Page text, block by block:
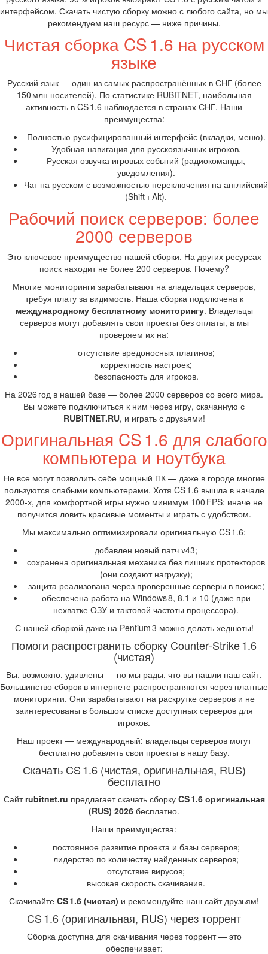
интерфейсом. Скачать чистую сборку можно с любого сайта, но мы
рекомендуем наш ресурс — ниже причины.
Чистая сборка CS 1.6 на русском
языке
Русский язык — один из самых распространённых в СНГ (более
150 млн носителей). По статистике RUBITNET, наибольшая
активность в CS 1.6 наблюдается в странах СНГ. Наши
преимущества:
Полностью русифицированный интерфейс (вкладки, меню).
Удобная навигация для русскоязычных игроков.
Русская озвучка игровых событий (радиокоманды,
уведомления).
Чат на русском с возможностью переключения на английский
(Shift + Alt).
Рабочий поиск серверов: более
2000 серверов
Это ключевое преимущество нашей сборки. На других ресурсах
поиск находит не более 200 серверов. Почему?
Многие мониторинги зарабатывают на владельцах серверов,
требуя плату за видимость. Наша сборка подключена к
международному бесплатному мониторингу. Владельцы
серверов могут добавлять свои проекты без оплаты, а мы
проверяем их на:
отсутствие вредоносных плагинов;
корректность настроек;
безопасность для игроков.
На 2026 год в нашей базе — более 2000 серверов со всего мира.
Вы можете подключиться к ним через игру, скачанную с
RUBITNET.RU, и играть с друзьями!
Оригинальная CS 1.6 для слабого
компьютера и ноутбука
Не все могут позволить себе мощный ПК — даже в городе многие
пользуются слабыми компьютерами. Хотя CS 1.6 вышла в начале
2000‑х, для комфортной игры нужно минимум 100 FPS: иначе не
получится ловить красивые моменты и играть с удобством.
Мы максимально оптимизировали оригинальную CS 1.6:
добавлен новый патч v43;
сохранена оригинальная механика без лишних протекторов
(они создают нагрузку);
защита реализована через проверенные серверы в поиске;
обеспечена работа на Windows 8, 8.1 и 10 (даже при
нехватке ОЗУ и тактовой частоты процессора).
С нашей сборкой даже на Pentium 3 можно делать хедшоты!
Помоги распространить сборку Counter‑Strike 1.6
(чистая)
Вы, возможно, удивлены — но мы рады, что вы нашли наш сайт.
Большинство сборок в интернете распространяются через платные
мониторинги. Они зарабатывают на раскрутке серверов и не
заинтересованы в большом списке доступных серверов для
игроков.
Наш проект — международный: владельцы серверов могут
бесплатно добавлять свои проекты в нашу базу.
Скачать CS 1.6 (чистая, оригинальная, RUS)
бесплатно
Сайтrubitnet.ru предлагает скачать сборку CS 1.6 оригинальная
(RUS) 2026 бесплатно.
Наши преимущества:
постоянное развитие проекта и базы серверов;
лидерство по количеству найденных серверов;
отсутствие вирусов;
высокая скорость скачивания.
Скачивайте CS 1.6 (чистая) и рекомендуйте наш сайт друзьям!
CS 1.6 (оригинальная, RUS) через торрент
Сборка доступна для скачивания через торрент — это
обеспечивает: